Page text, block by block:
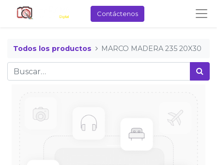
Contáctenos
Todos los productos MARCO MADERA 235 20X30